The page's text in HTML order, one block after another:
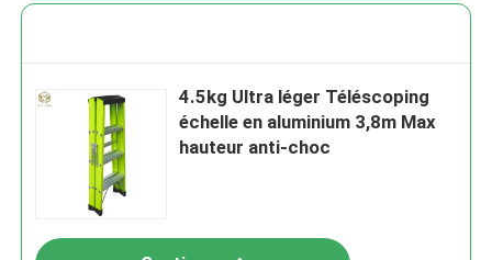
4.5kg Ultra léger Téléscoping
échelle en aluminium 3,8m Max
hauteur anti-choc